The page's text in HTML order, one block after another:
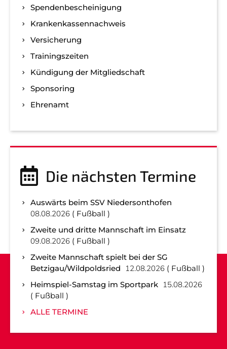
Spenden­bescheinigung
Kranken­kassen­nachweis
Versicherung
Trainingszeiten
Kündigung der Mitgliedschaft
Sponsoring
Ehrenamt
Die nächsten Termine
Auswärts beim SSV Niedersonthofen
08.08.2026
Fußball
Zweite und dritte Mannschaft im Einsatz
09.08.2026
Fußball
Zweite Mannschaft spielt bei der SG
Betzigau/Wildpoldsried
12.08.2026
Fußball
Heimspiel-Samstag im Sportpark 15.08.2026
Fußball
ALLE TERMINE